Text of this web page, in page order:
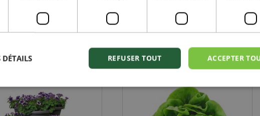
sa baignade!
ACCEPTER
REFUSER TOUT
DÉTAILS